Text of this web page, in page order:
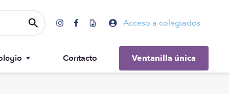
Acceso a colegiados
Contacto Ventanilla única